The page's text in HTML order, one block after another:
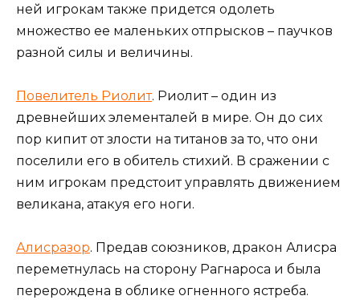
ней игрокам также придется одолеть
множество ее маленьких отпрысков – паучков
разной силы и величины.
Повелитель Риолит. Риолит – один из
древнейших элементалей в мире. Он до сих
пор кипит от злости на титанов за то, что они
поселили его в обитель стихий. В сражении с
ним игрокам предстоит управлять движением
великана, атакуя его ноги.
Алисразор. Предав союзников, дракон Алисра
переметнулась на сторону Рагнароса и была
перерождена в облике огненного ястреба.